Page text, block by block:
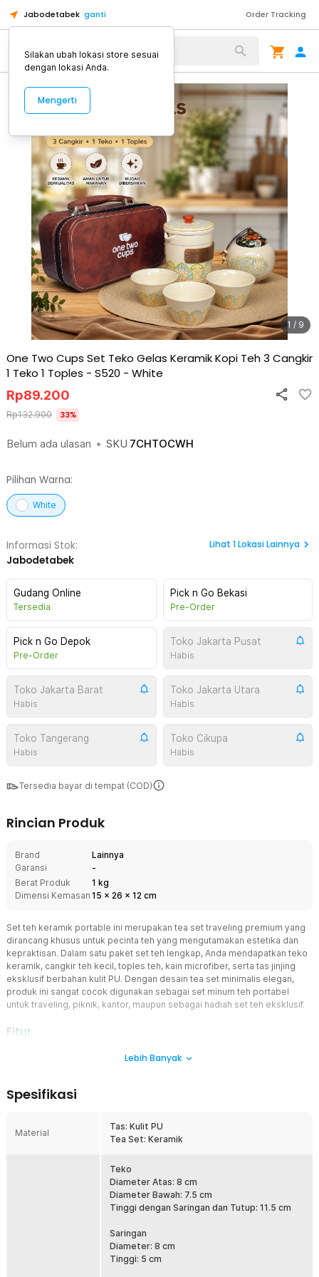
Jabodetabek ganti Order Tracking
Alat Kopi
1 / 9
One Two Cups Set Teko Gelas Keramik Kopi Teh 3 Cangkir
1 Teko 1 Toples - S520 - White
Belum ada ulasan • SKU 7CHTOCWH
Rp89.200
Rp132.900 33%
Pilihan Warna:
White
Informasi Stok:
Jabodetabek
Lihat 1Lokasi Lainnya
Gudang Online
Tersedia
Pick n Go Bekasi
Pre-Order
Pick n Go Depok
Pre-Order
Toko Jakarta Pusat
Habis
Toko Jakarta Barat
Habis
Toko Jakarta Utara
Habis
Toko Tangerang
Habis
Toko Cikupa
Habis
Tersedia bayar di tempat (COD)
Rincian Produk
Brand
Lainnya
Garansi
-
Berat Produk
1 kg
Dimensi Kemasan 15 x 26 x 12 cm
Set teh keramik portable ini merupakan tea set traveling premium yang
dirancang khusus untuk pecinta teh yang mengutamakan estetika dan
kepraktisan. Dalam satu paket set teh lengkap, Anda mendapatkan teko
keramik, cangkir teh kecil, toples teh, kain microfiber, serta tas jinjing
eksklusif berbahan kulit PU. Dengan desain tea set minimalis elegan,
produk ini sangat cocok digunakan sebagai set minum teh portabel
untuk traveling, piknik, kantor, maupun sebagai hadiah set teh eksklusif.
Fitur
Set Teh Lengkap untuk Penyajian Teh di Mana Saja
tersusun rapi dalam satu kemasan. Kombinasi ini menjadikan
dan penyajian teh tradisional. Cocok digunakan sebagai
perlengkapan minum teh traveling, set teh kantor, maupun tea set
Desain Portabel dengan Tas Kulit PU Premium
Dilengkapi tas jinjing kulit PU berwarna cokelat elegan, tea set ini
mudah dibawa dan tetap terlihat eksklusif. Tas memiliki ritsleting
kuat dan pegangan kokoh, sehingga aman menyimpan peralatan
portable premium yang ideal untuk traveling, piknik, hingga aktivitas
Material Keramik Berkualitas Tinggi dan Aman
Lebih Banyak
Spesifikasi
Material
Tas: Kulit PU
Tea Set: Keramik
Teko
Diameter Atas: 8 cm
Diameter Bawah: 7.5 cm
Tinggi dengan Saringan dan Tutup: 11.5 cm
Saringan
Diameter: 8 cm
Tinggi: 5 cm
Silakan ubah lokasi store sesuai
dengan lokasi Anda.
Mengerti